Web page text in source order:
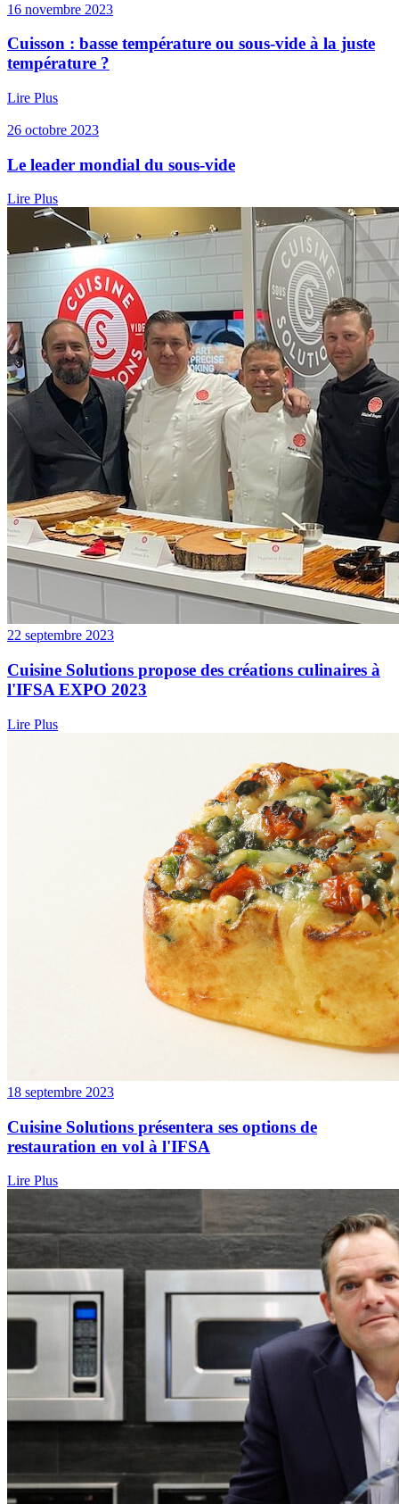
16 novembre 2023
Cuisson : basse température ou sous-vide à la juste
température ?
Lire Plus
26 octobre 2023
Le leader mondial du sous-vide
Lire Plus
22 septembre 2023
Cuisine Solutions propose des créations culinaires à
l'IFSA EXPO 2023
Lire Plus
18 septembre 2023
Cuisine Solutions présentera ses options de
restauration en vol à l'IFSA
Lire Plus